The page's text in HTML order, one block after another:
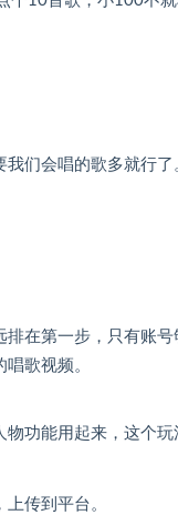
们会唱的歌多就行了
在第一步，只有账号
歌视频。
功能用起来，这个
传到平台。